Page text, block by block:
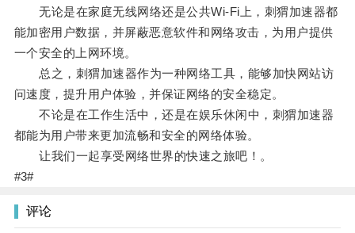
无论是在家庭无线网络还是公共Wi-Fi上，刺猬加速器都
能加密用户数据，并屏蔽恶意软件和网络攻击，为用户提供
一个安全的上网环境。
总之，刺猬加速器作为一种网络工具，能够加快网站访
问速度，提升用户体验，并保证网络的安全稳定。
不论是在工作生活中，还是在娱乐休闲中，刺猬加速器
都能为用户带来更加流畅和安全的网络体验。
让我们一起享受网络世界的快速之旅吧！。
#3#
评论